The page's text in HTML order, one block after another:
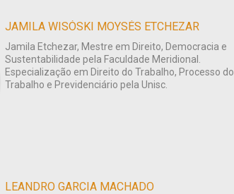
JAMILA WISÓSKI MOYSÉS ETCHEZAR
Jamila Etchezar, Mestre em Direito, Democracia e
Sustentabilidade pela Faculdade Meridional.
Especialização em Direito do Trabalho, Processo do
Trabalho e Previdenciário pela Unisc.
LEANDRO GARCIA MACHADO